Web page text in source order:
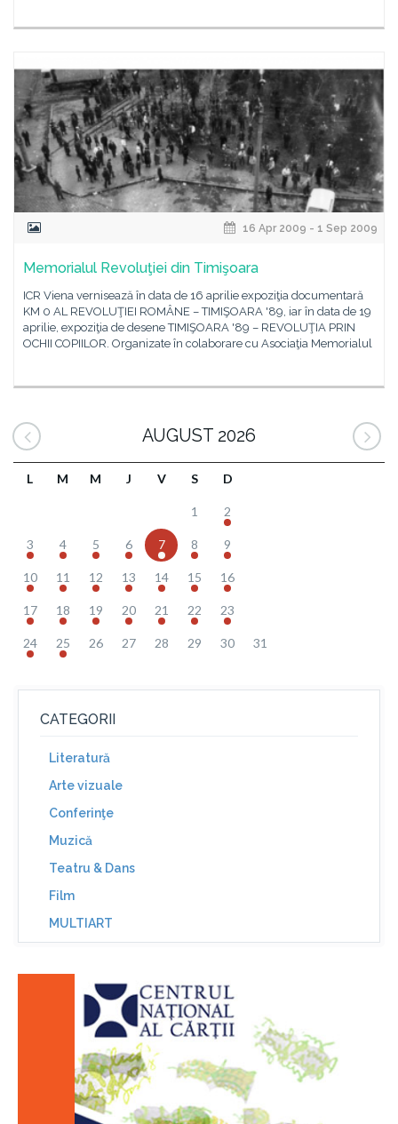
16 Apr 2009 - 1 Sep 2009
Memorialul Revoluţiei din Timişoara
ICR Viena vernisează în data de 16 aprilie expoziţia documentară
KM 0 AL REVOLUŢIEI ROMÂNE – TIMIŞOARA '89, iar în data de 19
aprilie, expoziţia de desene TIMIŞOARA '89 – REVOLUŢIA PRIN
OCHII COPIILOR. Organizate în colaborare cu Asociaţia Memorialul
AUGUST 2026
L M M J V S D
1 2
3 4 5 6 7 8 9
10 11 12 13 14 15 16
17 18 19 20 21 22 23
24 25 26 27 28 29 30 31
CATEGORII
Literatură
Arte vizuale
Conferinţe
Muzică
Teatru & Dans
Film
MULTIART